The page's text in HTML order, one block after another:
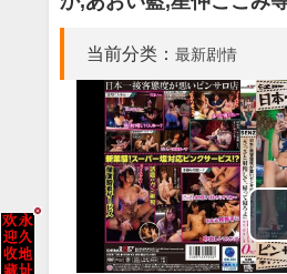
当前分类： 最新剧情